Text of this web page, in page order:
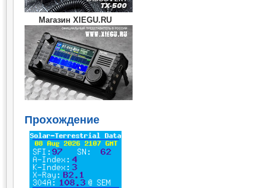
Магазин XIEGU.RU
Прохождение